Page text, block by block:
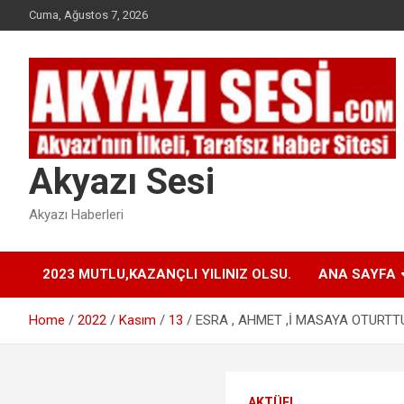
to
Cuma, Ağustos 7, 2026
Akyazı Sesi
Akyazı Haberleri
2023 MUTLU,KAZANÇLI YILINIZ OLSU. ANA SAYFA
Home 2022 Kasım 13 ESRA , AHMET ,İ MASAYA